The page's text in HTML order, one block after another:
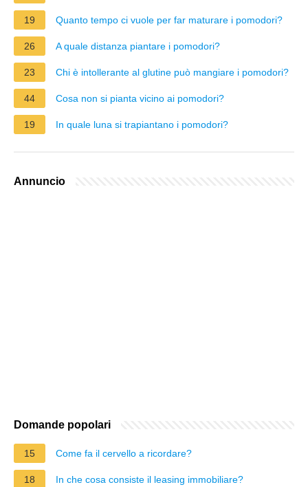
19 Quanto tempo ci vuole per far maturare i pomodori?
26 A quale distanza piantare i pomodori?
23 Chi è intollerante al glutine può mangiare i pomodori?
44 Cosa non si pianta vicino ai pomodori?
19 In quale luna si trapiantano i pomodori?
Annuncio
Domande popolari
15 Come fa il cervello a ricordare?
18 In che cosa consiste il leasing immobiliare?